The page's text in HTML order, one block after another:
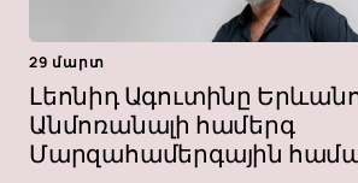
29 մարտ
Լեոնիդ Ագուտինը
Անմոռանալի համերգ
Մարզահամերգային